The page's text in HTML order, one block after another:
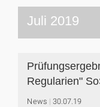
Juli 2019
Regularien"
News 30.07.19